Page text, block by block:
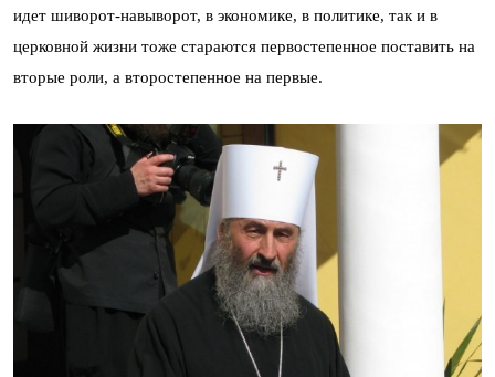
идет шиворот-навыворот, в экономике, в политике, так и в
церковной жизни тоже стараются первостепенное поставить на
вторые роли, а второстепенное на первые.